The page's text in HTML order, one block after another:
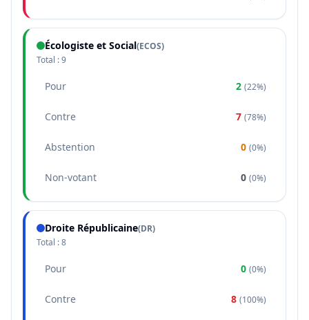
Écologiste et Social(ECOS)
Total :9
Pour 2 (22%)
Contre 7 (78%)
Abstention 0 (0%)
Non-votant 0 (0%)
Droite Républicaine(DR)
Total :8
Pour 0 (0%)
Contre 8 (100%)